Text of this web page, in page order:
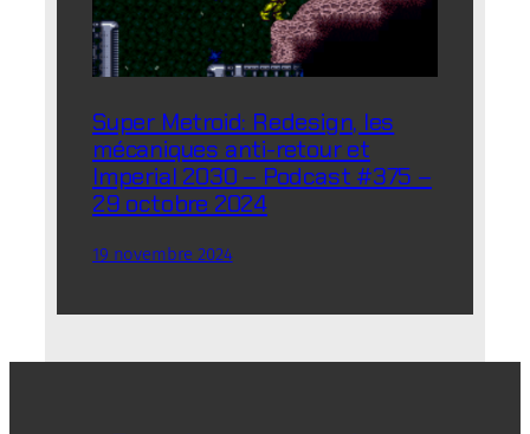
Super Metroid: Redesign, les
mécaniques anti-retour et
Imperial 2030 – Podcast #375 –
29 octobre 2024
19 novembre 2024